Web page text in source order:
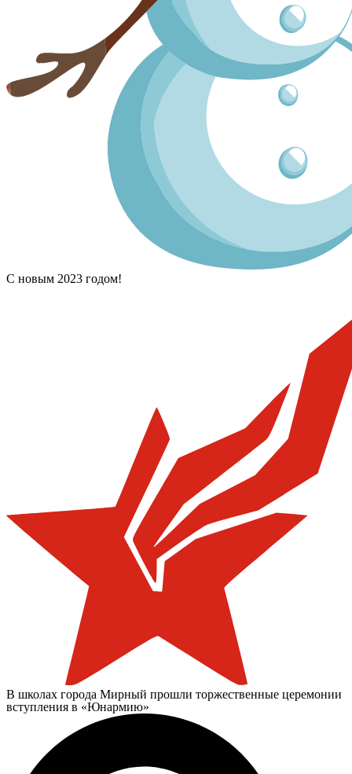
С новым 2023 годом!
В школах города Мирный прошли торжественные церемонии
вступления в «Юнармию»